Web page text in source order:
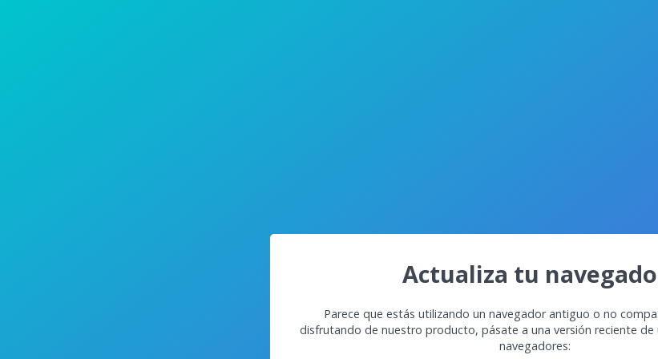
Actualiza tu
Parece que estás utilizando un navegador antiguo o no
disfrutando de nuestro producto, pásate a una versión reciente de
navegadores: